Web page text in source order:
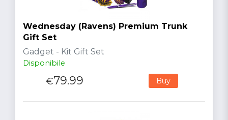
Wednesday (Ravens) Premium Trunk
Gift Set
Gadget - Kit Gift Set
Disponibile
€79.99 Buy